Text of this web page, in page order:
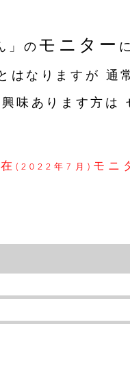
」のモニター
はなりますが 通
味あります方は
(2022年7月) モニ